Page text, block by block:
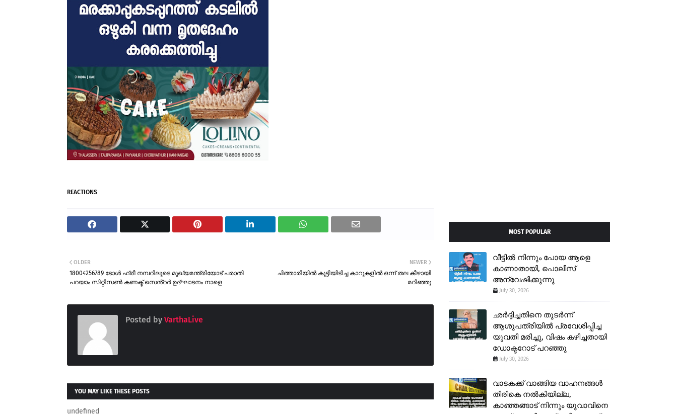
REACTIONS
NEWER
ചിത്താരിയിൽ കൂട്ടിയിടിച്ച കാറുകളിൽ ഒന്ന് തല കീഴായി
മറിഞ്ഞു
OLDER
18004256789 ടോൾ ഫ്രീ നമ്പറിലൂടെ മുഖ്യമന്ത്രിയോട് പരാതി
പറയാം സിറ്റിസൺ കണക്ട് സെൻ്റർ ഉദ്ഘാടനം നാളെ
Posted by VarthaLive
YOU MAY LIKE THESE POSTS
undefined
MOST POPULAR
വീട്ടിൽ നിന്നും പോയ ആളെ
കാണാതായി, പൊലീസ്
അന്വേഷിക്കുന്നു
July 30, 2026
ഛർദ്ദിച്ചതിനെ തുടർന്ന്
ആശുപത്രിയിൽ പ്രവേശിപ്പിച്ച
യുവതി മരിച്ചു, വിഷം കഴിച്ചതായി
ഡോക്ടറോട് പറഞ്ഞു
July 30, 2026
വാടകക്ക് വാങ്ങിയ വാഹനങ്ങൾ
തിരികെ നൽകിയില്ല,
കാഞ്ഞങ്ങാട് നിന്നും യുവാവിനെ